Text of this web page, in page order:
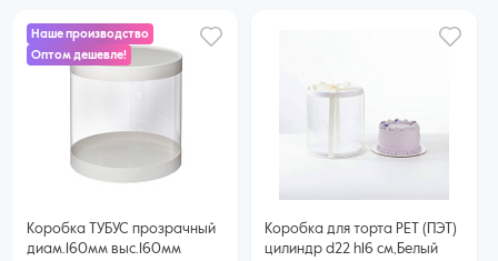
Наше производство
Оптом дешевле!
Коробка ТУБУС прозрачный
диам.160мм выс.160мм
60 ₽ за шт. при заказе от 25 шт.
Купить оптом
Коробка для торта РЕТ (ПЭТ)
цилиндр d22 h16 см,Белый